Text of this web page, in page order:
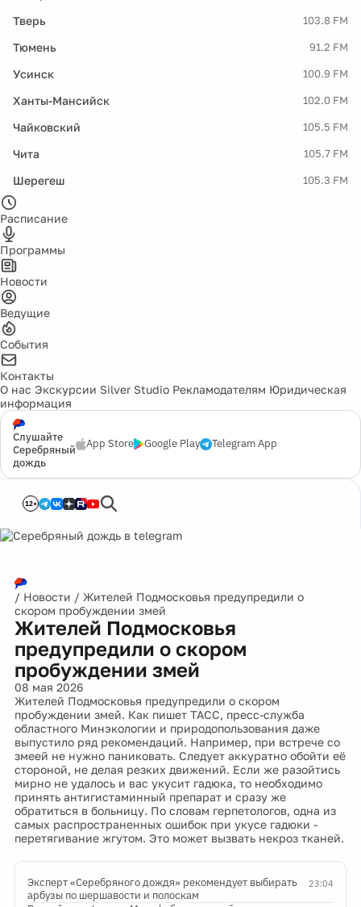
Тверь 103.8 FM
Тюмень 91.2 FM
Усинск 100.9 FM
Ханты-Мансийск 102.0 FM
Чайковский 105.5 FM
Чита 105.7 FM
Шерегеш 105.3 FM
Расписание
Программы
Новости
Ведущие
События
Контакты
О нас Экскурсии Silver Studio Рекламодателям Юридическая
информация
Слушайте
Серебряный
дождь
App Store Google Play Telegram App
12+
/ Новости / Жителей Подмосковья предупредили о
скором пробуждении змей
Жителей Подмосковья
предупредили о скором
пробуждении змей
08 мая 2026
Жителей Подмосковья предупредили о скором
пробуждении змей. Как пишет ТАСС, пресс-служба
областного Минэкологии и природопользования даже
выпустило ряд рекомендаций. Например, при встрече со
змеей не нужно паниковать. Следует аккуратно обойти её
стороной, не делая резких движений. Если же разойтись
мирно не удалось и вас укусит гадюка, то необходимо
принять антигистаминный препарат и сразу же
обратиться в больницу. По словам герпетологов, одна из
самых распространенных ошибок при укусе гадюки -
перетягивание жгутом. Это может вызвать некроз тканей.
23:04
Эксперт «Серебряного дождя» рекомендует выбирать
арбузы по шершавости и полоскам